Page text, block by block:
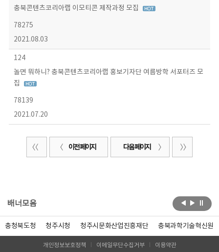
충북콘텐츠코리아랩 이모티콘 제작과정 모집
78275
2021.08.03
124
놀면 뭐하니? 충북콘텐츠코리아랩 홍보기자단 여름방학 서포터즈 모
집
78139
2021.07.20
이전 페이지 다음 페이지
배너모음
충청북도청 청주시청 청주시문화산업진흥재단 충북과학기술혁신원
개인정보보호정책 이메일무단수집거부 이용약관